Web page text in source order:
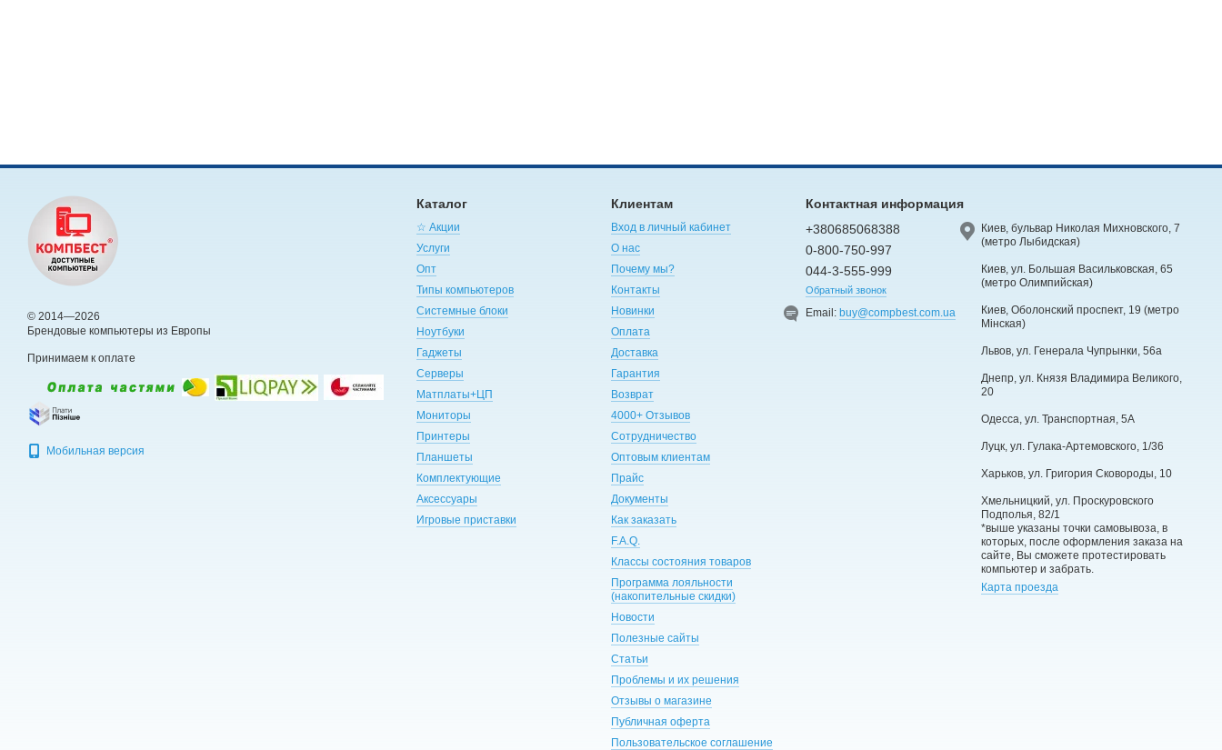
© 2014—2026
Брендовые компьютеры из Европы
Принимаем к оплате
Мобильная версия
Каталог
☆ Акции
Услуги
Опт
Типы компьютеров
Системные блоки
Ноутбуки
Гаджеты
Серверы
Матплаты+ЦП
Мониторы
Принтеры
Планшеты
Комплектующие
Аксессуары
Игровые приставки
Клиентам
Вход в личный кабинет
О нас
Почему мы?
Контакты
Новинки
Оплата
Доставка
Гарантия
Возврат
4000+ Отзывов
Сотрудничество
Оптовым клиентам
Прайс
Документы
Как заказать
F.A.Q.
Классы состояния товаров
Программа лояльности
(накопительные скидки)
Новости
Полезные сайты
Статьи
Проблемы и их решения
Отзывы о магазине
Публичная оферта
Пользовательское соглашение
Контактная информация
+380685068388
0-800-750-997
044-3-555-999
Обратный звонок
Email:buy@compbest.com.ua
Киев, бульвар Николая Михновского, 7
(метро Лыбидская)
Киев, ул. Большая Васильковская, 65
(метро Олимпийская)
Киев, Оболонский проспект, 19 (метро
Мінская)
Львов, ул. Генерала Чупрынки, 56а
Днепр, ул. Князя Владимира Великого,
20
Одесса, ул. Транспортная, 5А
Луцк, ул. Гулака-Артемовского, 1/36
Харьков, ул. Григория Сковороды, 10
Хмельницкий, ул. Проскуровского
Подполья, 82/1
*выше указаны точки самовывоза, в
которых, после оформления заказа на
сайте, Вы сможете протестировать
компьютер и забрать.
Карта проезда